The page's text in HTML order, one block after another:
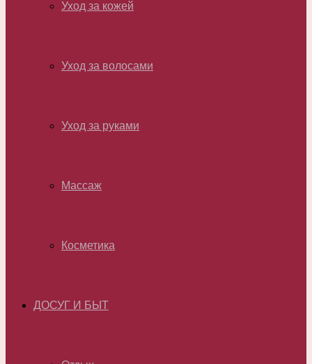
Уход за кожей
Уход за волосами
Уход за руками
Массаж
Косметика
ДОСУГ И БЫТ